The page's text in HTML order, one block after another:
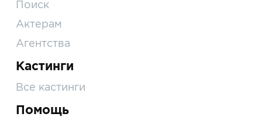
Поиск
Актерам
Агентства
Кастинги
Все кастинги
Помощь